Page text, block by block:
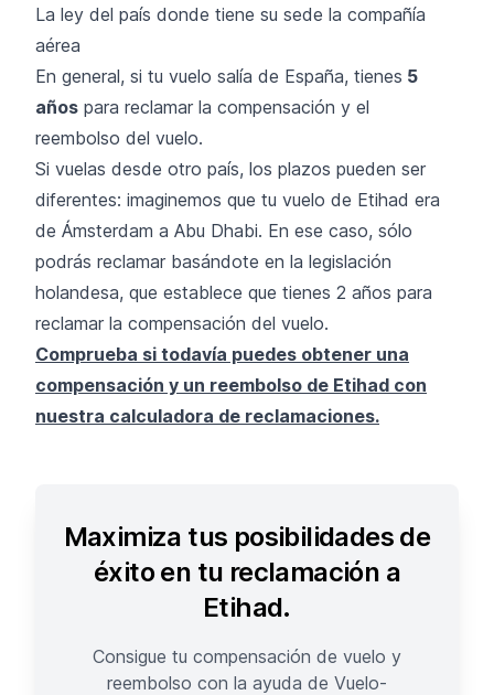
La ley del país donde tiene su sede la compañía
aérea
En general, si tu vuelo salía de España, tienes 5
años para reclamar la compensación y el
reembolso del vuelo.
Si vuelas desde otro país, los plazos pueden ser
diferentes: imaginemos que tu vuelo de Etihad era
de Ámsterdam a Abu Dhabi. En ese caso, sólo
podrás reclamar basándote en la legislación
holandesa, que establece que tienes 2 años para
reclamar la compensación del vuelo.
Comprueba si todavía puedes obtener una
compensación y un reembolso de Etihad con
nuestra calculadora de reclamaciones.
Maximiza tus posibilidades de
éxito en tu reclamación a
Etihad.
Consigue tu compensación de vuelo y
reembolso con la ayuda de Vuelo-